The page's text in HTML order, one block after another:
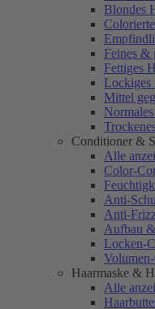
Blondes
Feines &
Fettiges
Lockiges
Mittel
Conditioner &
Alle
Color-
Anti-
Anti-
Aufbau
Locken-
Haarmaske &
Alle